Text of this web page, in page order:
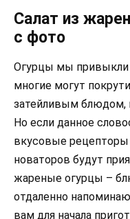
Салат из
с фото
Огурцы мы привыкли
многие могут
затейливым блюдом,
Но если данное
вкусовые рецепторы
новаторов будут
жареные огурцы –
отдаленно
вам для начала